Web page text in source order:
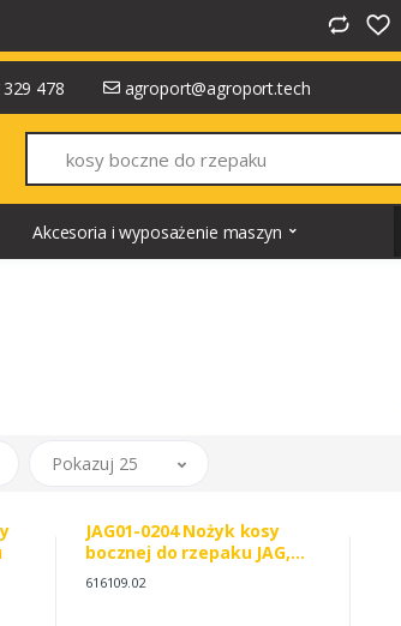
478 agroport@agroport.tech
Akcesoria i wyposażenie maszyn
Pokazuj 25
JAG01-0204 Nożyk kosy
bocznej do rzepaku JAG,
CLAAS 0006161090 MWS 50-
0110-03-01-0
616109.02